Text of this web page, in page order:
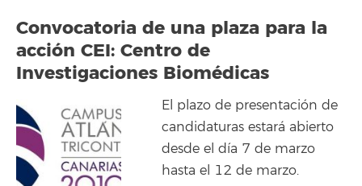
Convocatoria de una plaza para la
acción CEI: Centro de
Investigaciones Biomédicas
El plazo de presentación de
candidaturas estará abierto
desde el día 7 de marzo
hasta el 12 de marzo.